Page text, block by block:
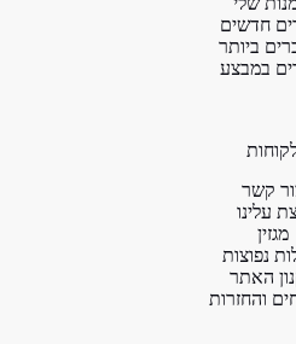
חדשים
ביותר
במבצע
קשר
עלינו
מגזין
נפוצות
האתר
והחזרות